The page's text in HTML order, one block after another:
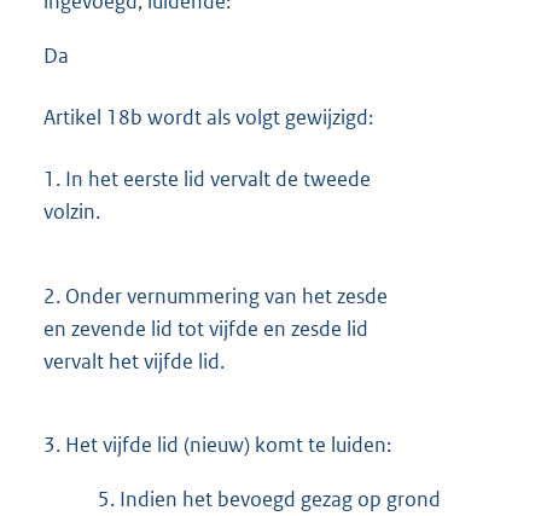
Da
Artikel 18b wordt als volgt gewijzigd:
1. In het eerste lid vervalt de tweede
volzin.
2. Onder vernummering van het zesde
en zevende lid tot vijfde en zesde lid
vervalt het vijfde lid.
3. Het vijfde lid (nieuw) komt te luiden:
5. Indien het bevoegd gezag op grond